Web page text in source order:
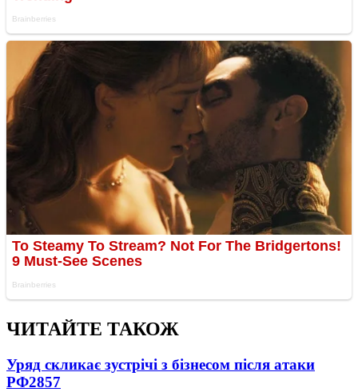
ЧИТАЙТЕ ТАКОЖ
Уряд скликає зустрічі з бізнесом після атаки
РФ2857